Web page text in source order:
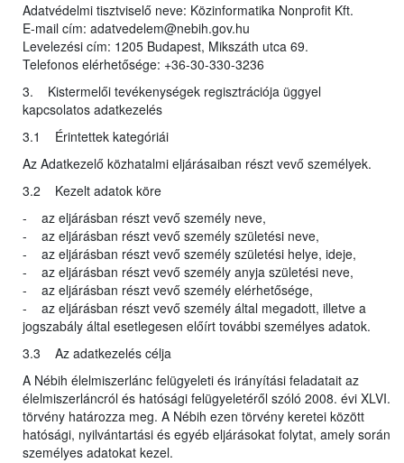
Adatvédelmi tisztviselő neve: Közinformatika Nonprofit Kft.
E-mail cím: adatvedelem@nebih.gov.hu
Levelezési cím: 1205 Budapest, Mikszáth utca 69.
Telefonos elérhetősége: +36-30-330-3236
3. Kistermelői tevékenységek regisztrációja üggyel
kapcsolatos adatkezelés
3.1 Érintettek kategóriái
Az Adatkezelő közhatalmi eljárásaiban részt vevő személyek.
3.2 Kezelt adatok köre
- az eljárásban részt vevő személy neve,
- az eljárásban részt vevő személy születési neve,
- az eljárásban részt vevő személy születési helye, ideje,
- az eljárásban részt vevő személy anyja születési neve,
- az eljárásban részt vevő személy elérhetősége,
- az eljárásban részt vevő személy által megadott, illetve a
jogszabály által esetlegesen előírt további személyes adatok.
3.3 Az adatkezelés célja
A Nébih élelmiszerlánc felügyeleti és irányítási feladatait az
élelmiszerláncról és hatósági felügyeletéről szóló 2008. évi XLVI.
törvény határozza meg. A Nébih ezen törvény keretei között
hatósági, nyilvántartási és egyéb eljárásokat folytat, amely során
személyes adatokat kezel.